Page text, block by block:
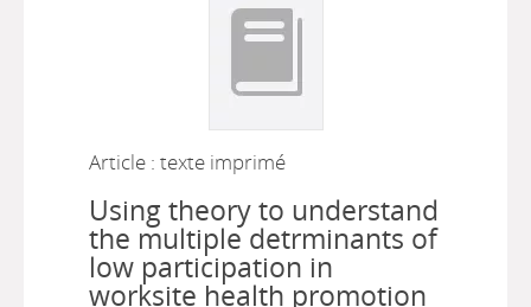
Article : texte imprimé
Using theory to understand
the multiple detrminants of
low participation in
worksite health promotion